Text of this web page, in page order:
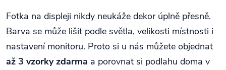
Fotka na displeji nikdy neukáže dekor úplně přesně.
Barva se může lišit podle světla, velikosti místnosti i
nastavení monitoru. Proto si u nás můžete objednat
až 3 vzorky zdarma a porovnat si podlahu doma v